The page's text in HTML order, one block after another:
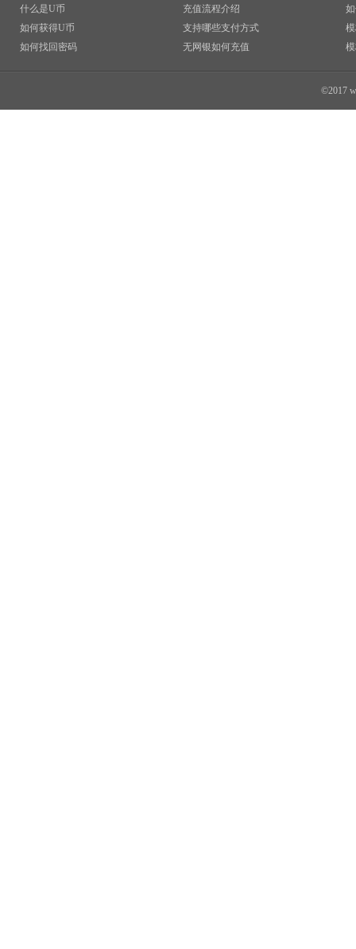
什么是U币
如何获得U币
如何找回密码
充值流程介绍
支持哪些支付方式
无网银如何充值
©2017